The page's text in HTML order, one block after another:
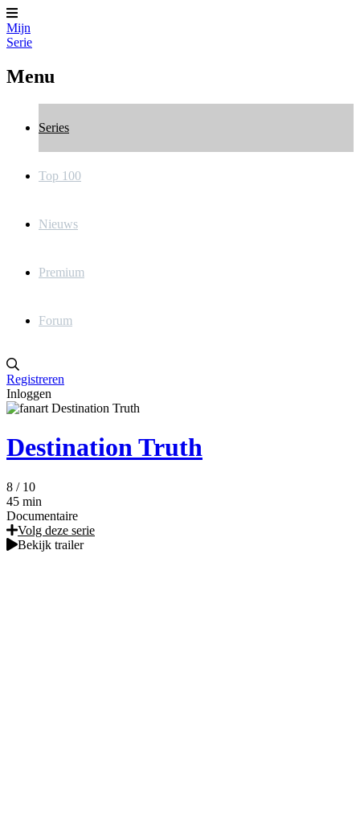
Mijn
Serie
Menu
Series
Top 100
Nieuws
Premium
Forum
Registreren
Inloggen
Destination Truth
8 / 10
45 min
Documentaire
Volg deze serie
Bekijk trailer